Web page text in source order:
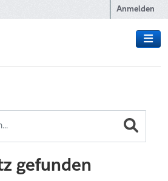
Anmelden
gefunden